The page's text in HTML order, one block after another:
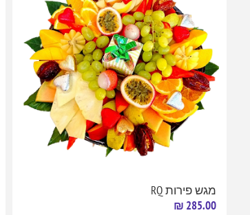
מגש פירות RQ
285.00 ₪